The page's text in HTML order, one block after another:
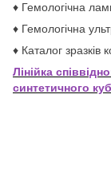
♦ Гемологічна
♦ Гемологічна
♦ Каталог зразків
Лінійка
синтетичного